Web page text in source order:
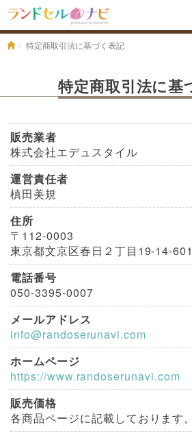
特定商取引法に基づく表記
特定商取引法に基
販売業者
株式会社エデュスタイル
運営責任者
槙田美規
住所
〒112-0003
東京都文京区春日２丁目19-14-601
電話番号
050-3395-0007
メールアドレス
info@randoserunavi.com
ホームページ
https://www.randoserunavi.com
販売価格
各商品ページに記載しております。